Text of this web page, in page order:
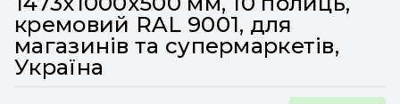
кремовий RAL 9001, для
магазинів та супермаркетів,
Україна